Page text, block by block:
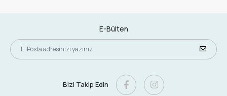
E-Bülten
Bizi Takip Edin